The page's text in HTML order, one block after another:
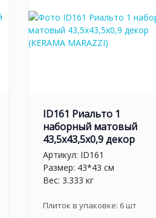
ID161 Риальто 1
наборный матовый
43,5x43,5x0,9 декор
Артикул: ID161
Размер: 43*43 см
Вес: 3.333 кг
Плиток в упаковке: 6шт